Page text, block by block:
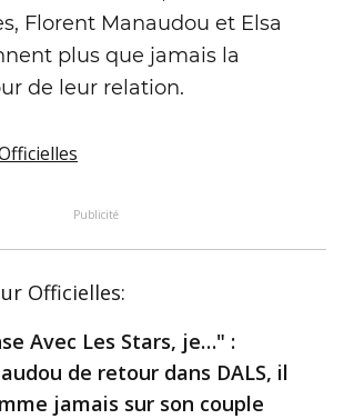
Florent Manaudou et Elsa
plus que jamais la
de leur relation.
Publicité
Officielles:
Avec Les Stars, je…" :
de retour dans DALS, il
jamais sur son couple